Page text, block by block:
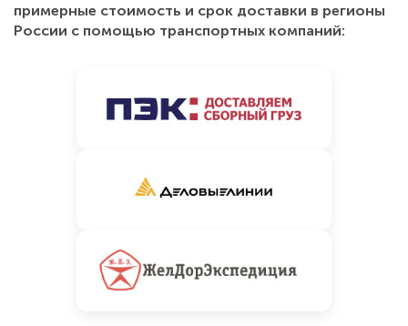
примерные стоимость и срок доставки в регионы
России с помощью транспортных компаний: